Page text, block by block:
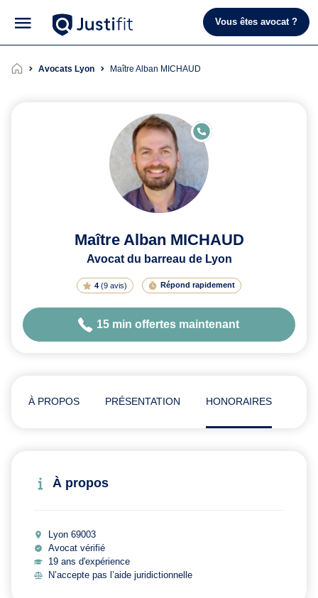
Vous êtes avocat ?
Avocats Lyon Maître Alban MICHAUD
E
N
E
Maître Alban MICHAUD
Avocat du barreau de Lyon
4(9 avis) Répond rapidement
15 min offertes maintenant
À PROPOS PRÉSENTATION HONORAIRES
À propos
Lyon 69003
Avocat vérifié
19 ans d'expérience
N’accepte pas l’aide juridictionnelle